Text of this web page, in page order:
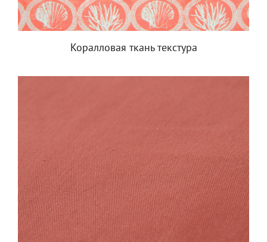
Коралловая ткань текстура